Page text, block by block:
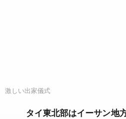
激しい出家儀式
タイ東北部はイーサン地